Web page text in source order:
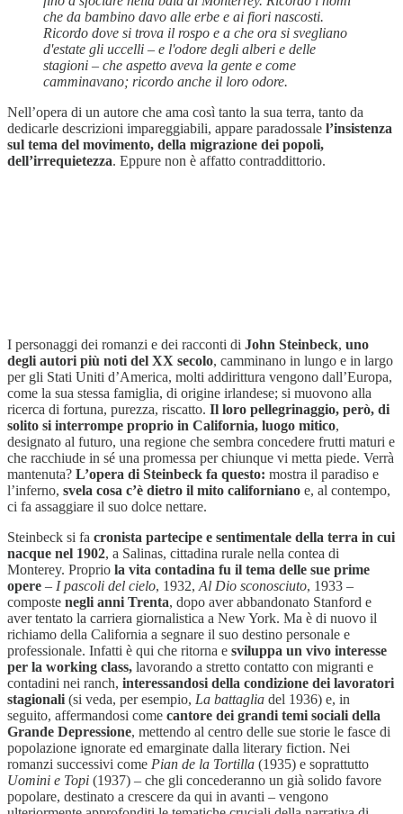
che da bambino davo alle erbe e ai fiori nascosti.
Ricordo dove si trova il rospo e a che ora si svegliano
d'estate gli uccelli – e l'odore degli alberi e delle
stagioni – che aspetto aveva la gente e come
camminavano; ricordo anche il loro odore.
Nell’opera di un autore che ama così tanto la sua terra, tanto da
dedicarle descrizioni impareggiabili, appare paradossale l’insistenza
sul tema del movimento, della migrazione dei popoli,
dell’irrequietezza. Eppure non è affatto contraddittorio.
I personaggi dei romanzi e dei racconti di John Steinbeck, uno
degli autori più noti del XX secolo, camminano in lungo e in largo
per gli Stati Uniti d’America, molti addirittura vengono dall’Europa,
come la sua stessa famiglia, di origine irlandese; si muovono alla
ricerca di fortuna, purezza, riscatto. Il loro pellegrinaggio, però, di
solito si interrompe proprio in California, luogo mitico,
designato al futuro, una regione che sembra concedere frutti maturi e
che racchiude in sé una promessa per chiunque vi metta piede. Verrà
mantenuta? L’opera di Steinbeck fa questo: mostra il paradiso e
l’inferno, svela cosa c’è dietro il mito californiano e, al contempo,
ci fa assaggiare il suo dolce nettare.
Steinbeck si fa cronista partecipe e sentimentale della terra in cui
nacque nel 1902, a Salinas, cittadina rurale nella contea di
Monterey. Proprio la vita contadina fu il tema delle sue prime
opere – I pascoli del cielo, 1932, Al Dio sconosciuto, 1933 –
composte negli anni Trenta, dopo aver abbandonato Stanford e
aver tentato la carriera giornalistica a New York. Ma è di nuovo il
richiamo della California a segnare il suo destino personale e
professionale. Infatti è qui che ritorna e sviluppa un vivo interesse
per la working class, lavorando a stretto contatto con migranti e
contadini nei ranch, interessandosi della condizione dei lavoratori
stagionali (si veda, per esempio, La battaglia del 1936) e, in
seguito, affermandosi come cantore dei grandi temi sociali della
Grande Depressione, mettendo al centro delle sue storie le fasce di
popolazione ignorate ed emarginate dalla literary fiction. Nei
romanzi successivi come Pian de la Tortilla (1935) e soprattutto
Uomini e Topi (1937) – che gli concederanno un già solido favore
popolare, destinato a crescere da qui in avanti – vengono